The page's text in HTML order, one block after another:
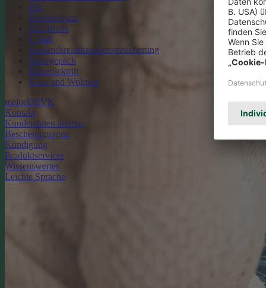
Kfz
Rechtsschutz
Haftpflicht
Unfall
Auslandsreisekrankenversicherung
Reisegepäck
Reiserücktritt
Haus und Wohnen
meineDEVK
Kontakt
Kundendaten ändern
Bescheinigungen
Kündigung
Produktservices
Wissenswertes
Leichte Sprache